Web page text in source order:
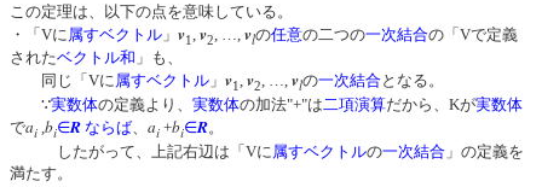
この定理は、以下の点を意味している。
・「Vに 属すベクトル 」 v1 v2 vlの任意の二つの一次結合の「Vで定義
されたベクトル和 」も、
同じ「Vに属すベクトル 」 v1, v2, …, vlの一次結合となる。
∵実数体の定義より、 実数体の加法"+"は 二項演算だから、Kが実数体
でai bi∈R ならば ai +bi∈R。
したがって、上記右辺は「Vに 属すベクトルの一次結合 」の定義を
満たす。